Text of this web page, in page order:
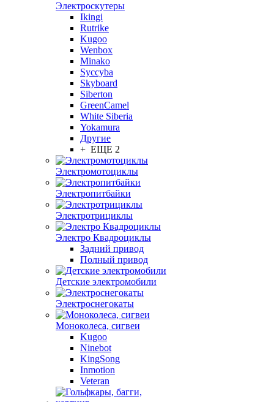
Электроскутеры
Ikingi
Rutrike
Kugoo
Wenbox
Minako
Syccyba
Skyboard
Siberton
GreenCamel
White Siberia
Yokamura
Другие
+ ЕЩЕ 2
Электромотоциклы
Электропитбайки
Электротрициклы
Электро Квадроциклы
Задний привод
Полный привод
Детские электромобили
Электроснегокаты
Моноколеса, сигвеи
Kugoo
Ninebot
KingSong
Inmotion
Veteran